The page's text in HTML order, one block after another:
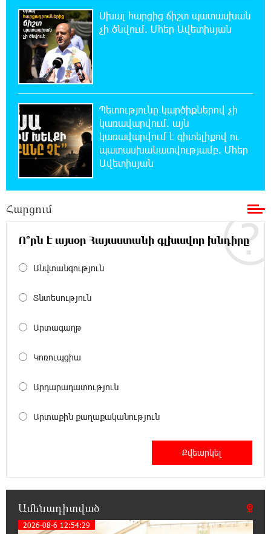
մարմին
22:43:21 8-08-2026
Ադրբեջանի Սարով գյուղում տանը 18-ամյա
աղջկա դի է հայտնաբերվել
22:25:11 8-08-2026
Հայհիդրոմետի տնօրենը գրել է
22:07:09 8-08-2026
Արտակարգ դեպք՝ Երևանում․ կոտրել են
«Հույս բոլոր մարդկանց» հիմնադրամի
շենքի պատուհաններն ու դռները
Ալիևն ու Թրամփը հեռախոսազրույց են
21:29:45 8-08-2026
Քրեական վարույթի շրջանակում անձի
տվյալների անհարկի հրապարակումն անթույլատրելի է.
համագործակցությունն ընդլայնելու
Հրդեհի ահազանգ Սայաթ-Նովա
պողոտայում. շենքից տարհանվել է 5
Սխալ հարցից ճիշտ պատասխան
չի ծնվում. Մհեր Ավետիսյան
Պետությունը կարծիքներով չի
կառավարվում. այն
կառավարվում է գիտելիքով ու
պատասխանատվությամբ. Մհեր
Ավետիսյան
Հարցում
Ո՞րն է այսօր Հայաստանի գլխավոր խնդիրը
Անվտանգություն
Տնտեսություն
Արտագաղթ
Կոռուպցիա
Արդարադատություն
Արտաքին քաղաքականություն
Ամենադիտված
2026-08-6 12:54:29